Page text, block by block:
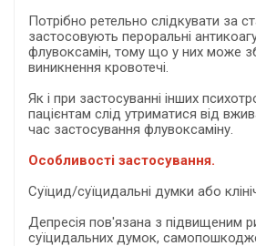
Потрібно ретельно слідкувати за
застосовують пероральні
флувоксамін, тому що у них може
виникнення кровотечі.
Як і при застосуванні інших
пацієнтам слід утриматися від
час застосування флувоксаміну.
Особливості застосування.
Суїцид/суїцидальні думки або
Депресія пов'язана з підвищеним
суїцидальних думок,